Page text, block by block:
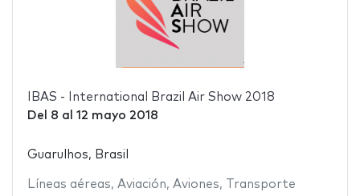
IBAS - International Brazil Air Show 2018
Del 8 al 12 mayo 2018
Guarulhos, Brasil
Líneas aéreas, Aviación, Aviones,
Transporte